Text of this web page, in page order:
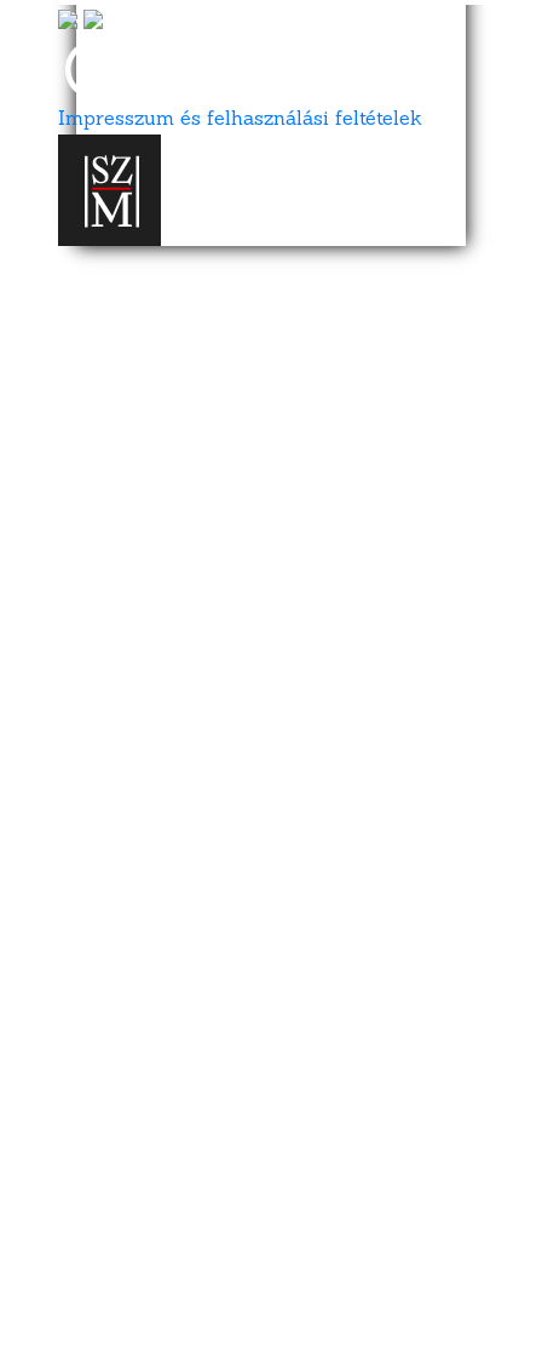
Impresszum és felhasználási feltételek